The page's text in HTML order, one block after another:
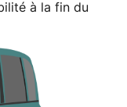
à la fin du